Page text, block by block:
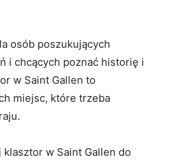
osób poszukujących
i chcących poznać historię i
w Saint Gallen to
miejsc, które trzeba
klasztor w Saint Gallen do